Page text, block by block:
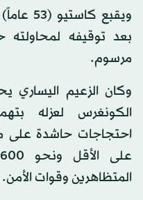
بعد توقيفه
مرسوم.
وكان الزعيم اليساري
الكونغرس لعزله
المتظاهرين وقوات الأمن.